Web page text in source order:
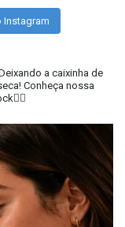
Instagram
a caixinha de
Conheça nossa